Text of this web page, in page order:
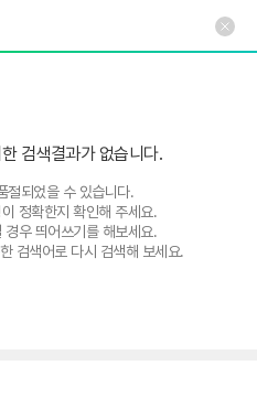
검색결과가 없습니다.
절되었을 수 있습니다.
정확한지 확인해 주세요.
우 띄어쓰기를 해보세요.
검색어로 다시 검색해 보세요.